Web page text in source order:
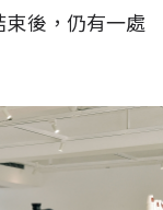
後，仍有一處